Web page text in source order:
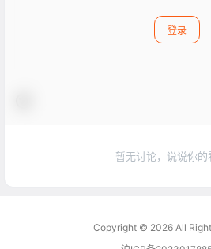
登录
暂无讨论，说说你的
Copyright © 2026 All